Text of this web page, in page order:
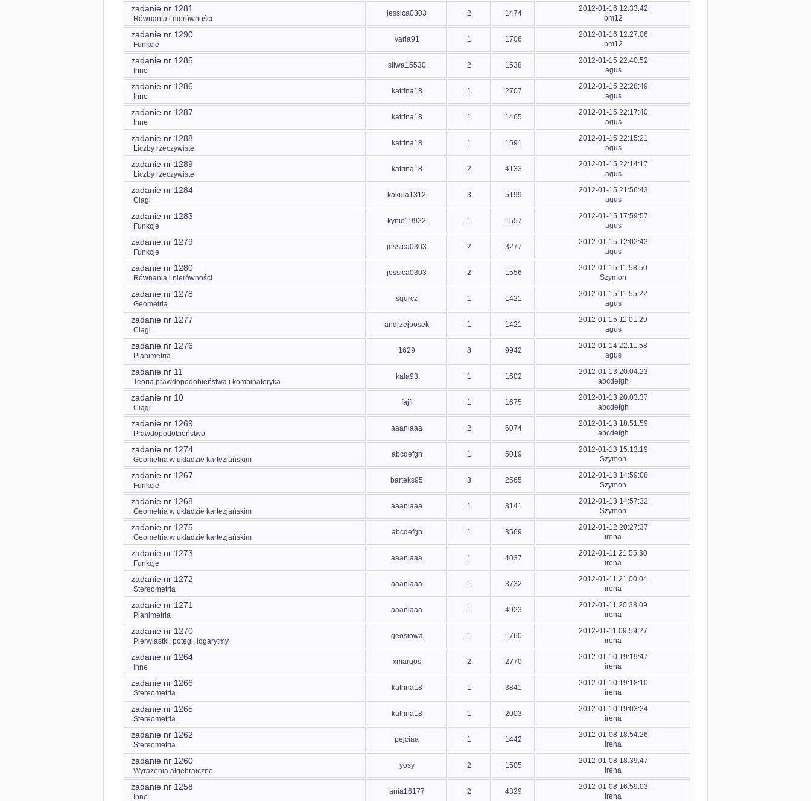
zadanie nr 1281
Równania i nierówności
jessica0303 2 1474
2012-01-16 12:33:42
pm12
zadanie nr 1290
Funkcje
varia91 1 1706
2012-01-16 12:27:06
pm12
zadanie nr 1285
Inne
sliwa15530 2 1538
2012-01-15 22:40:52
agus
zadanie nr 1286
Inne
katrina18 1 2707
2012-01-15 22:28:49
agus
zadanie nr 1287
Inne
katrina18 1 1465
2012-01-15 22:17:40
agus
zadanie nr 1288
Liczby rzeczywiste
katrina18 1 1591
2012-01-15 22:15:21
agus
zadanie nr 1289
Liczby rzeczywiste
katrina18 2 4133
2012-01-15 22:14:17
agus
zadanie nr 1284
Ciągi
kakula1312 3 5199
2012-01-15 21:56:43
agus
zadanie nr 1283
Funkcje
kynio19922 1 1557
2012-01-15 17:59:57
agus
zadanie nr 1279
Funkcje
jessica0303 2 3277
2012-01-15 12:02:43
agus
zadanie nr 1280
Równania i nierówności
jessica0303 2 1556
2012-01-15 11:58:50
Szymon
zadanie nr 1278
Geometria
squrcz 1 1421
2012-01-15 11:55:22
agus
zadanie nr 1277
Ciągi
andrzejbosek 1 1421
2012-01-15 11:01:29
agus
zadanie nr 1276
Planimetria
1629 8 9942
2012-01-14 22:11:58
agus
zadanie nr 11
Teoria prawdopodobieństwa i kombinatoryka
kala93 1 1602
2012-01-13 20:04:23
abcdefgh
zadanie nr 10
Ciągi
fajfi 1 1675
2012-01-13 20:03:37
abcdefgh
zadanie nr 1269
Prawdopodobieństwo
aaaniaaa 2 6074
2012-01-13 18:51:59
abcdefgh
zadanie nr 1274
Geometria w układzie kartezjańskim
abcdefgh 1 5019
2012-01-13 15:13:19
Szymon
zadanie nr 1267
Funkcje
barteks95 3 2565
2012-01-13 14:59:08
Szymon
zadanie nr 1268
Geometria w układzie kartezjańskim
aaaniaaa 1 3141
2012-01-13 14:57:32
Szymon
zadanie nr 1275
Geometria w układzie kartezjańskim
abcdefgh 1 3569
2012-01-12 20:27:37
irena
zadanie nr 1273
Funkcje
aaaniaaa 1 4037
2012-01-11 21:55:30
irena
zadanie nr 1272
Stereometria
aaaniaaa 1 3732
2012-01-11 21:00:04
irena
zadanie nr 1271
Planimetria
aaaniaaa 1 4923
2012-01-11 20:38:09
irena
zadanie nr 1270
Pierwiastki, potęgi, logarytmy
geosiowa 1 1760
2012-01-11 09:59:27
irena
zadanie nr 1264
Inne
xmargos 2 2770
2012-01-10 19:19:47
irena
zadanie nr 1266
Stereometria
katrina18 1 3841
2012-01-10 19:18:10
irena
zadanie nr 1265
Stereometria
katrina18 1 2003
2012-01-10 19:03:24
irena
zadanie nr 1262
Stereometria
pejciaa 1 1442
2012-01-08 18:54:26
irena
zadanie nr 1260
Wyrażenia algebraiczne
yosy 2 1505
2012-01-08 18:39:47
irena
zadanie nr 1258
Inne
ania16177 2 4329
2012-01-08 16:59:03
irena